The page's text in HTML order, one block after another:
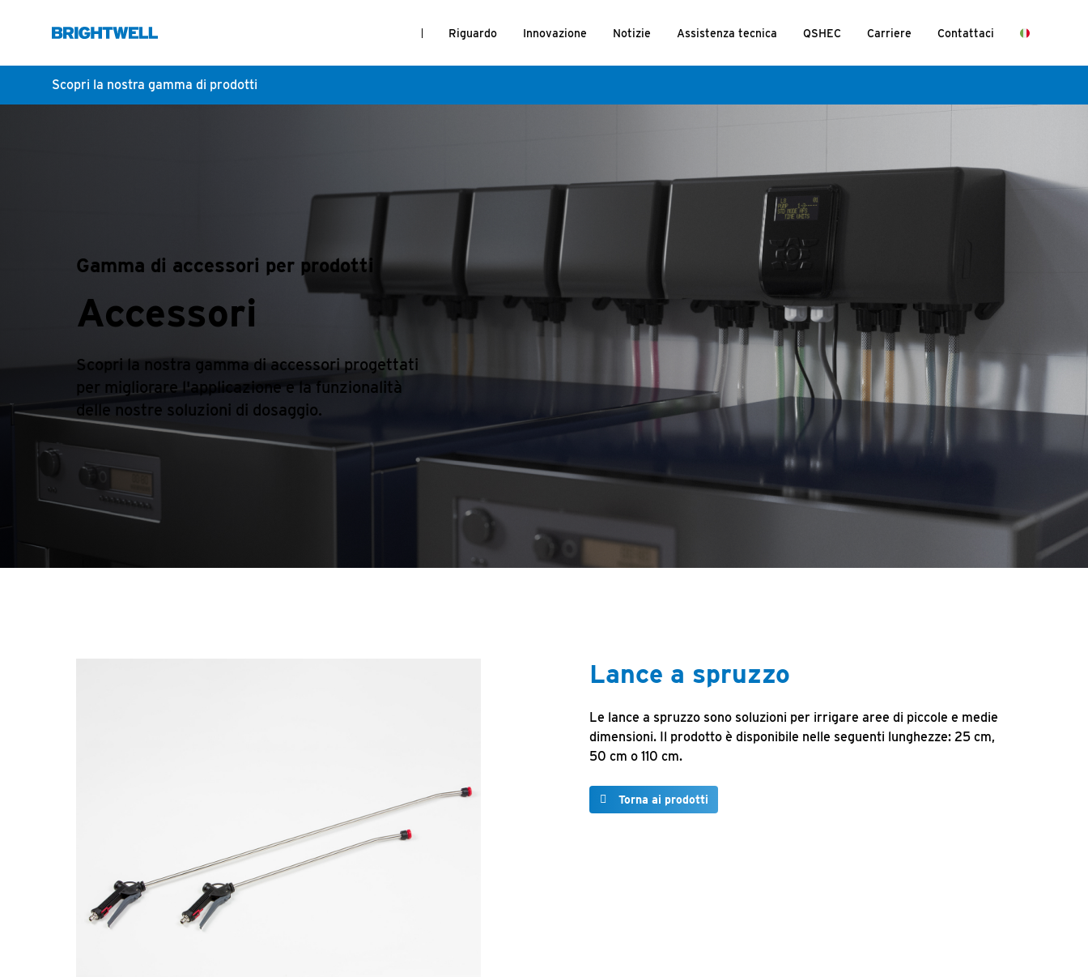
Riguardo Innovazione Notizie Assistenza tecnica QSHEC Carriere Contattaci
Scopri la nostra gamma di prodotti
Gamma di accessori per prodotti
Accessori
Scopri la nostra gamma di accessori progettati
per migliorare l'applicazione e la funzionalità
delle nostre soluzioni di dosaggio.
Lance a spruzzo
Le lance a spruzzo sono soluzioni per irrigare aree di piccole e medie
dimensioni. Il prodotto è disponibile nelle seguenti lunghezze: 25 cm,
50 cm o 110 cm.
Torna ai prodotti